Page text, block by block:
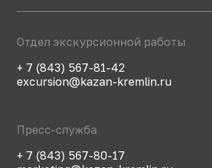
Отдел экскурсионной работы
+ 7 (843) 567-81-42
excursion@kazan-kremlin.ru
Пресс-служба
+ 7 (843) 567-80-17